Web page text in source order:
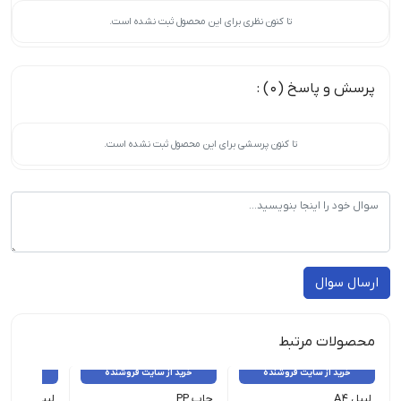
تا کنون نظری برای این محصول ثبت نشده است.
پرسش و پاسخ (0) :
تا کنون پرسشی برای این محصول ثبت نشده است.
ارسال سوال
محصولات مرتبط
خرید از سایت فروشنده خرید از سایت فروشنده